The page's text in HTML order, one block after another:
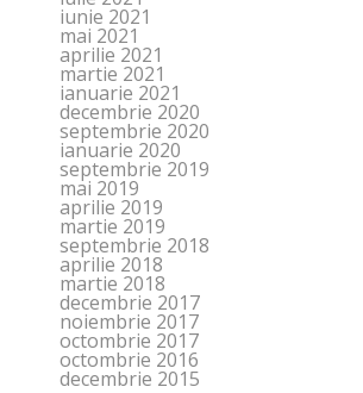
iunie 2021
mai 2021
aprilie 2021
martie 2021
ianuarie 2021
decembrie 2020
septembrie 2020
ianuarie 2020
septembrie 2019
mai 2019
aprilie 2019
martie 2019
septembrie 2018
aprilie 2018
martie 2018
decembrie 2017
noiembrie 2017
octombrie 2017
octombrie 2016
decembrie 2015